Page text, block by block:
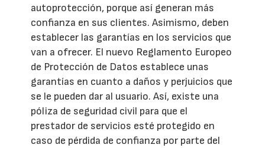
autoprotección, porque así generan más
confianza en sus clientes. Asimismo, deben
establecer las garantías en los servicios que
van a ofrecer. El nuevo Reglamento Europeo
de Protección de Datos establece unas
garantías en cuanto a daños y perjuicios que
se le pueden dar al usuario. Así, existe una
póliza de seguridad civil para que el
prestador de servicios esté protegido en
caso de pérdida de confianza por parte del